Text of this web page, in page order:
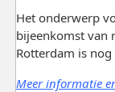
Het onderwerp
bijeenkomst van
Rotterdam is
Meer informatie